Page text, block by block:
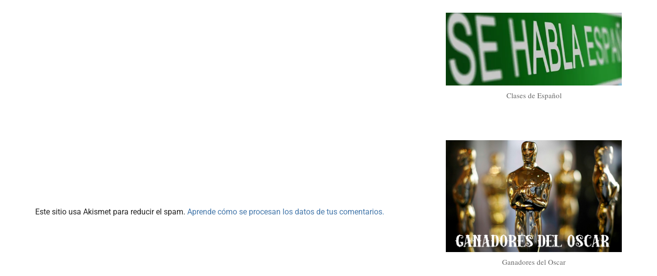
Este sitio usa Akismet para reducir el spam. Aprende cómo se procesan los datos de tus comentarios.
Clases de Español
Ganadores del Oscar